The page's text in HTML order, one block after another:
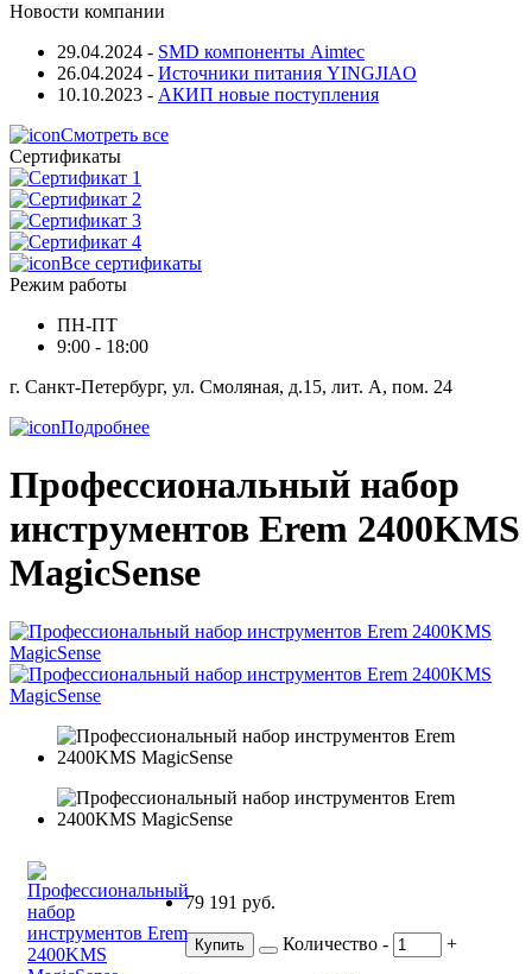
Новости компании
29.04.2024 - SMD компоненты Aimtec
26.04.2024 - Источники питания YINGJIAO
10.10.2023 - АКИП новые поступления
Смотреть все
Сертификаты
Все сертификаты
Режим работы
ПН-ПТ
9:00 - 18:00
г. Санкт-Петербург, ул. Смоляная, д.15, лит. А, пом. 24
Подробнее
Профессиональный набор
инструментов Erem 2400KMS
MagicSense
79 191 руб.
Купить Количество - +